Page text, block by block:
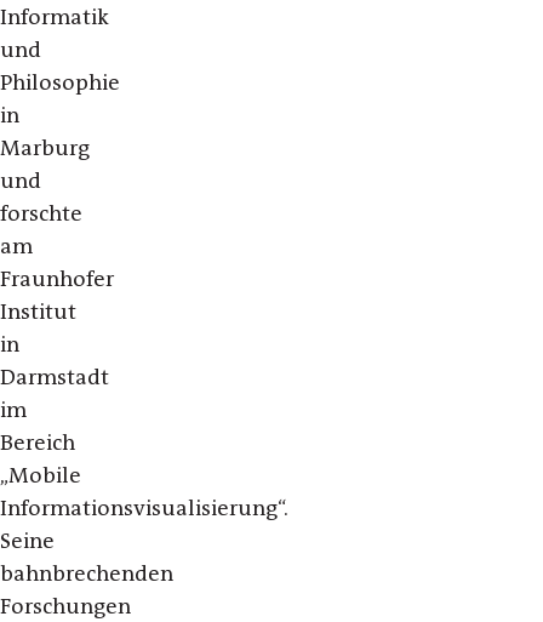
Informatik
und
Philosophie
in
Marburg
und
forschte
am
Fraunhofer
Institut
in
Darmstadt
im
Bereich
„Mobile
Informationsvisualisierung“.
Seine
bahnbrechenden
Forschungen